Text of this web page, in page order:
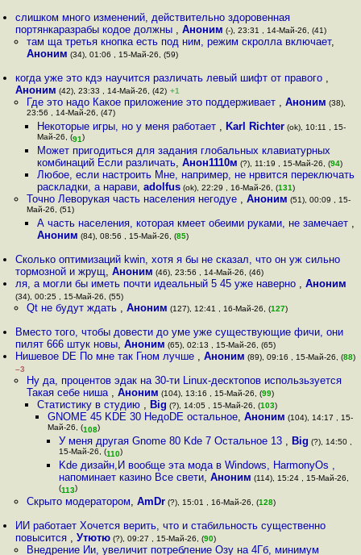
слишком много изменений, действительно здоровенная
портянкаразрабы кодое должны ,Аноним (-), 23:31 , 14-Май-26, (41)
там ща третья кнопка есть под ним, режим скролла включает,
Аноним (34), 01:06 , 15-Май-26, (59)
когда уже это кдэ научится различать левый шифт от правого ,
Аноним (42), 23:33 , 14-Май-26, (42) +1
Где это надо Какое приложение это поддерживает , Аноним (38),
23:56 , 14-Май-26, (47)
Некоторые игры, но у меня работает , Karl Richter(ok), 10:11 , 15-
Май-26, (91)
Может пригодиться для задания глобальных клавиатурных
комбинаций Если различать, Анон1110м (?), 11:19 , 15-Май-26, (94)
Любое, если настроить Мне, например, не нрвится переключать
раскладки, а нарави, adolfus(ok), 22:29 , 16-Май-26, (131)
Точно Леворукая часть населения негодуе , Аноним (51), 00:09 , 15-
Май-26, (51)
А часть населения, которая кмеет обеими руками, не замечает ,
Аноним (84), 08:56 , 15-Май-26, (85)
Сколько оптимизаций kwin, хотя я бы не сказал, что он уж сильно
тормозной и жрущ,Аноним (46), 23:56 , 14-Май-26, (46)
ля, а могли бы иметь почти идеальный 5 45 уже наверно ,Аноним
(34), 00:25 , 15-Май-26, (55)
Qt не будут ждать , Аноним (127), 12:41 , 16-Май-26, (127)
Вместо того, чтобы довести до уме уже существующие фичи, они
пилят 666 штук новы,Аноним (65), 02:13 , 15-Май-26, (65)
Нишевое DE По мне так Гном лучше ,Аноним (89), 09:16 , 15-Май-26, (88)
–3
Ну да, процентов эдак на 30-ти Linux-десктопов использьзуется
Такая себе ниша , Аноним (104), 13:16 , 15-Май-26, (99)
Статистику в студию , Big (?), 14:05 , 15-Май-26, (103)
GNOME 45 KDE 30 НедоDE остальное,Аноним (104), 14:17 , 15-
Май-26, (108)
У меня другая Gnome 80 Kde 7 Остальное 13 , Big (?), 14:50 ,
15-Май-26, (110)
Kde дизайн,И вообще эта мода в Windows, HarmonyOs ,
напоминает казино Все свети, Аноним (114), 15:24 , 15-Май-26,
(113)
Скрыто модератором, AmDr(?), 15:01 , 16-Май-26, (128)
ИИ работает Хочется верить, что и стабильность существенно
повысится ,Утютю (?), 09:27 , 15-Май-26, (90)
Внедрение Ии, увеличит потребление Озу на 4Гб, минимум